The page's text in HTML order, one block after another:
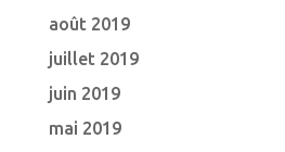
août 2019
juillet 2019
juin 2019
mai 2019